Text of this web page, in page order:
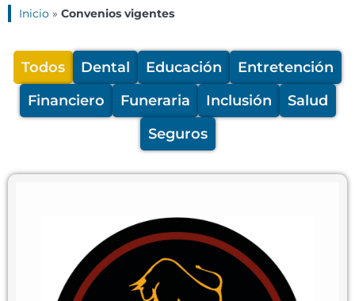
Inicio » Convenios vigentes
Dental Educación
Entretención
Financiero
Funeraria Inclusión
Salud
Seguros
Todos